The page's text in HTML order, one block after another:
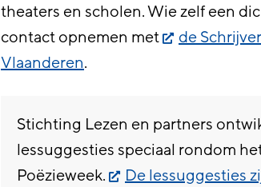
theaters en scholen. Wie zelf een
contact opnemen met
de
Vlaanderen.
Stichting Lezen en partners
lessuggesties speciaal rondom
Poëzieweek.
De lessuggesties